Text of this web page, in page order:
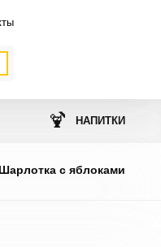
🍹 НАПИТКИ
Шарлотка с яблоками